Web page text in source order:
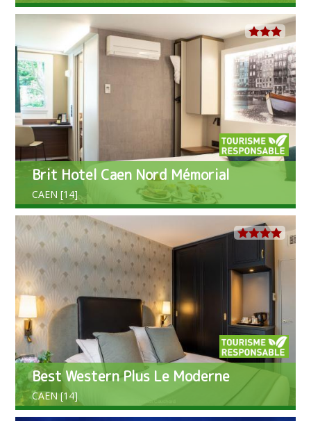
Brit Hotel Caen Nord Mémorial
CAEN [14]
Best Western Plus Le Moderne
CAEN [14]